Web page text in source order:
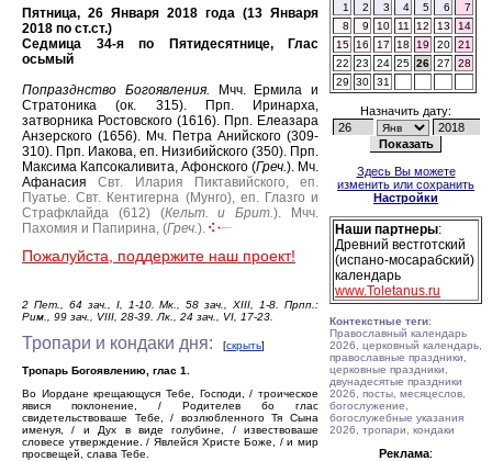
Пятница, 26 Января 2018 года (13 Января
2018 по ст.ст.)
Седмица 34-я по Пятидесятнице, Глас
осьмый
Попразднство Богоявления.
Мчч. Ермила и
Стратоника (ок. 315).
Прп. Иринарха,
затворника Ростовского (1616). Прп. Елеазара
Анзерского (1656). Мч. Петра Анийского (309-
310). Прп. Иакова, еп. Низибийского (350). Прп.
Максима Капсокаливита, Афонского (Греч.). Мч.
АфанасияСвт. Илария Пиктавийского, еп.
Пуатье. Свт. Кентигерна (Мунго), еп. Глазго и
Страфклайда (612) (Кельт. и Брит.).
Мчч.
Пахомия и Папирина, (Греч.).
Пожалуйста, поддержите наш проект!
2 Пет., 64 зач., I, 1-10. Мк., 58 зач., XIII, 1-8. Прпп.:
Рим., 99 зач., VIII, 28-39. Лк., 24 зач., VI, 17-23.
Тропари и кондаки дня: [скрыть]
Тропарь Богоявлению, глас 1.
Во Иордане крещающуся Тебе, Господи, / троическое
явися поклонение, / Родителев бо глас
свидетельствоваше Тебе, / возлюбленного Тя Сына
именуя, / и Дух в виде голубине, / извествоваше
словесе утверждение. / Явлейся Христе Боже, / и мир
просвещей, слава Тебе.
1
2 3 4 5 6
7
8
9 10 11 12 13
14
15
16 17 18 19 20
21
22
23 24 25 26 27
28
29
30 31
Назначить дату:
Здесь Вы можете
изменить или сохранить
Настройки
Наши партнеры:
Древний вестготский
(испано-мосарабский)
календарь
www.Toletanus.ru
Контекстные теги:
Православный календарь
2026, церковный календарь,
православные праздники,
церковные праздники,
двунадесятые праздники
2026, посты, месяцеслов,
богослужение,
богослужебные указания
2026, тропари, кондаки
Реклама: